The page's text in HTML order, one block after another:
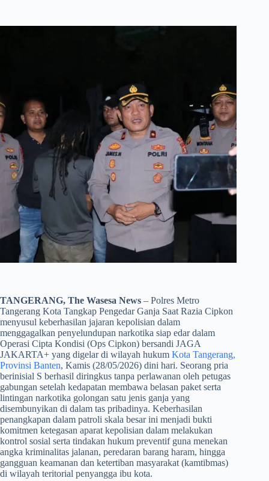
TANGERANG, The Wasesa News – Polres Metro
Tangerang Kota Tangkap Pengedar Ganja Saat Razia Cipkon
menyusul keberhasilan jajaran kepolisian dalam
menggagalkan penyelundupan narkotika siap edar dalam
Operasi Cipta Kondisi (Ops Cipkon) bersandi JAGA
JAKARTA+ yang digelar di wilayah hukum Kota Tangerang,
Provinsi Banten, Kamis (28/05/2026) dini hari. Seorang pria
berinisial S berhasil diringkus tanpa perlawanan oleh petugas
gabungan setelah kedapatan membawa belasan paket serta
lintingan narkotika golongan satu jenis ganja yang
disembunyikan di dalam tas pribadinya. Keberhasilan
penangkapan dalam patroli skala besar ini menjadi bukti
komitmen ketegasan aparat kepolisian dalam melakukan
kontrol sosial serta tindakan hukum preventif guna menekan
angka kriminalitas jalanan, peredaran barang haram, hingga
gangguan keamanan dan ketertiban masyarakat (kamtibmas)
di wilayah teritorial penyangga ibu kota.